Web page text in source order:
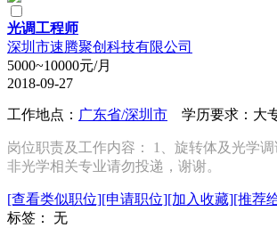
光调工程师
深圳市速腾聚创科技有限公司
5000~10000元/月
2018-09-27
工作地点： 广东省/深圳市 学历要求：大
岗位职责及工作内容： 1、旋转体及光学
非光学相关专业请勿投递，谢谢。
[查看类似职位][申请职位][加入收藏][推荐
标签： 无